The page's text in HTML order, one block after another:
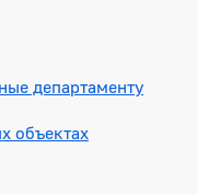
департаменту
объектах